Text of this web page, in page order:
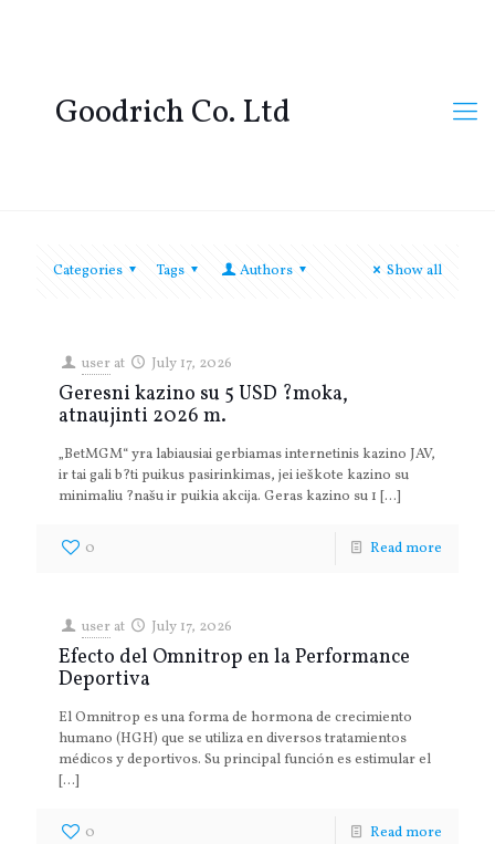
Goodrich Co. Ltd
Categories Tags Authors Show all
user at July 17, 2026
Geresni kazino su 5 USD ?moka,
atnaujinti 2026 m.
„BetMGM“ yra labiausiai gerbiamas internetinis kazino JAV,
ir tai gali b?ti puikus pasirinkimas, jei ieškote kazino su
minimaliu ?našu ir puikia akcija. Geras kazino su 1 […]
0 Read more
user at July 17, 2026
Efecto del Omnitrop en la Performance
Deportiva
El Omnitrop es una forma de hormona de crecimiento
humano (HGH) que se utiliza en diversos tratamientos
médicos y deportivos. Su principal función es estimular el
[…]
0 Read more